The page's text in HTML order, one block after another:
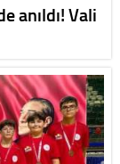
anıldı! Vali